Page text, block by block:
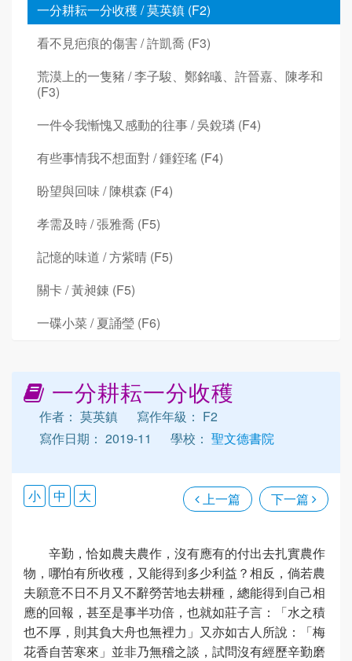
一分耕耘一分收穫 / 莫英鎮 (F2)
看不見疤痕的傷害 / 許凱喬 (F3)
荒漠上的一隻豬 / 李子駿、鄭銘㬢、許晉嘉、陳孝和
(F3)
一件令我慚愧又感動的往事 / 吳銳璘 (F4)
有些事情我不想面對 / 鍾銍瑤 (F4)
盼望與回味 / 陳棋森 (F4)
孝需及時 / 張雅喬 (F5)
記憶的味道 / 方紫晴 (F5)
關卡 / 黃昶錬 (F5)
一碟小菜 / 夏誦瑩 (F6)
一分耕耘一分收穫
作者： 莫英鎮
寫作年級： F2
寫作日期： 2019-11
學校： 聖文德書院
上一篇 下一篇
小 中 大
辛勤，恰如農夫農作，沒有應有的付出去扎實農作
物，哪怕有所收穫，又能得到多少利益？相反，倘若農
夫願意不日不月又不辭勞苦地去耕種，總能得到自己相
應的回報，甚至是事半功倍，也就如莊子言：「水之積
也不厚，則其負大舟也無裡力」又亦如古人所說：「梅
花香自苦寒來」並非乃無稽之談，試問沒有經歷辛勤磨